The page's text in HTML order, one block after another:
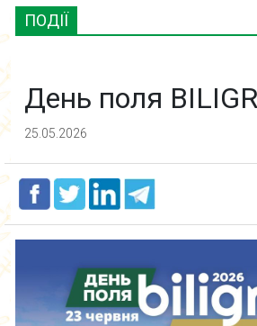
ПОДІЇ
День поля
25.05.2026